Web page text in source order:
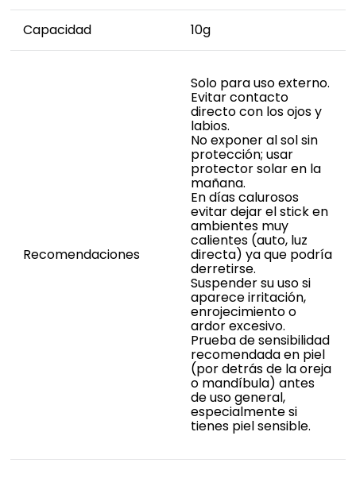
Capacidad 10g
Recomendaciones
Solo para uso externo.
Evitar contacto
directo con los ojos y
labios.
No exponer al sol sin
protección; usar
protector solar en la
mañana.
En días calurosos
evitar dejar el stick en
ambientes muy
calientes (auto, luz
directa) ya que podría
derretirse.
Suspender su uso si
aparece irritación,
enrojecimiento o
ardor excesivo.
Prueba de sensibilidad
recomendada en piel
(por detrás de la oreja
o mandíbula) antes
de uso general,
especialmente si
tienes piel sensible.